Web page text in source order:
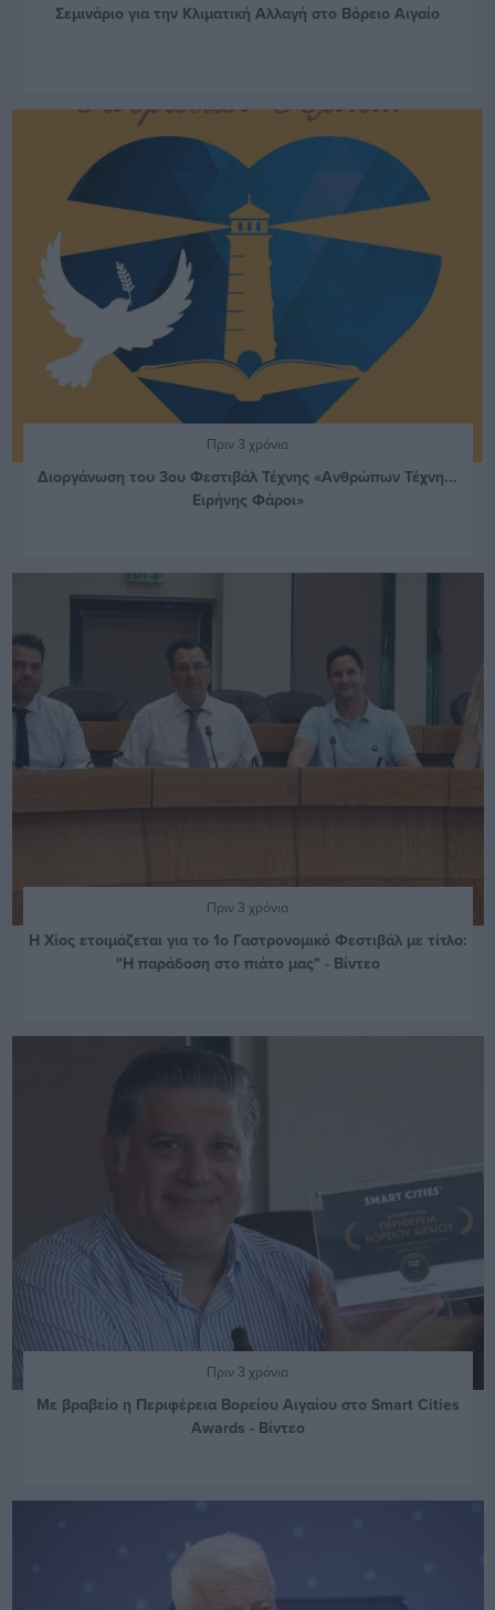
Σεμινάριο για την Κλιματική Αλλαγή στο Βόρειο Αιγαίο
Πριν 3 χρόνια
Διοργάνωση του 3ου Φεστιβάλ Τέχνης «Ανθρώπων Τέχνη...
Ειρήνης Φάροι»
Πριν 3 χρόνια
Η Χίος ετοιμάζεται για το 1ο Γαστρονομικό Φεστιβάλ με τίτλο:
"Η παράδοση στο πιάτο μας" - Βίντεο
Πριν 3 χρόνια
Με βραβείο η Περιφέρεια Βορείου Αιγαίου στο Smart Cities
Awards - Βίντεο